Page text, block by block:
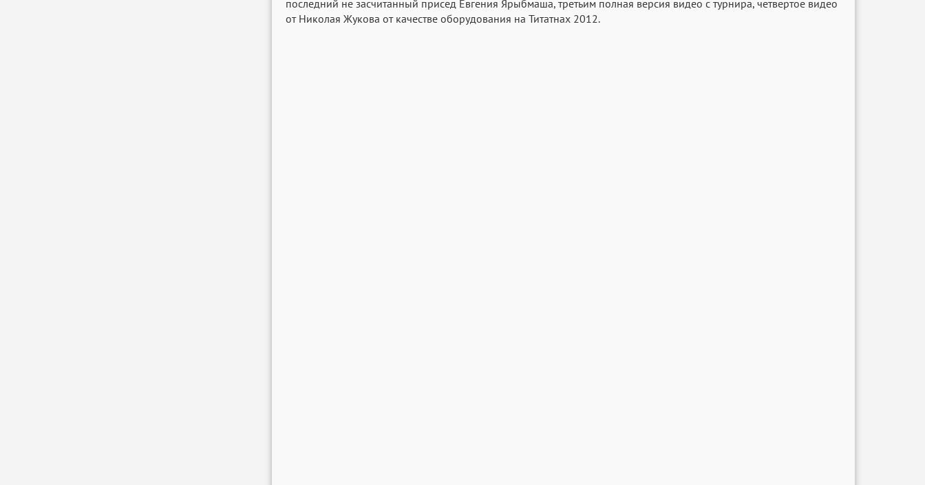
последний не засчитанный присед Евгения Ярыбмаша, третьим полная версия видео с турнира, четвертое видео
от Николая Жукова от качестве оборудования на Титатнах 2012.